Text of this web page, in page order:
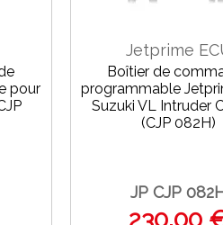
pour
Jetprime
Boîtier de
programmable
Suzuki VL Intruder
(CJP 082H)
JP CJP
230,00